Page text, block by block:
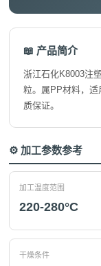
📖 产品简介
浙江石化K8003注
粒。属PP材料，适
质保证。
⚙️ 加工参数参考
加工温度范围
220-280°C
干燥条件